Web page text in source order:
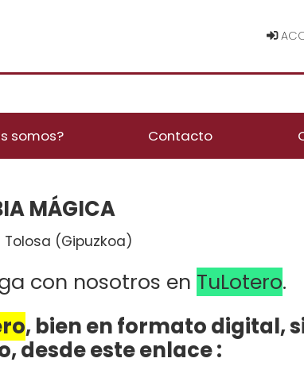
somos? Contacto
MÁGICA
Tolosa (Gipuzkoa)
con nosotros en TuLotero.
, bien en formato digital,
desde este enlace :